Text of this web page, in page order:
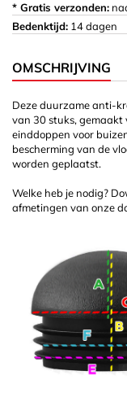
* Gratis verzonden:
Bedenktijd: 14 dagen
OMSCHRIJVING
Deze duurzame anti-
van 30 stuks,
einddoppen voor
bescherming van de
worden geplaatst.
Welke heb je nodig?
afmetingen van onze